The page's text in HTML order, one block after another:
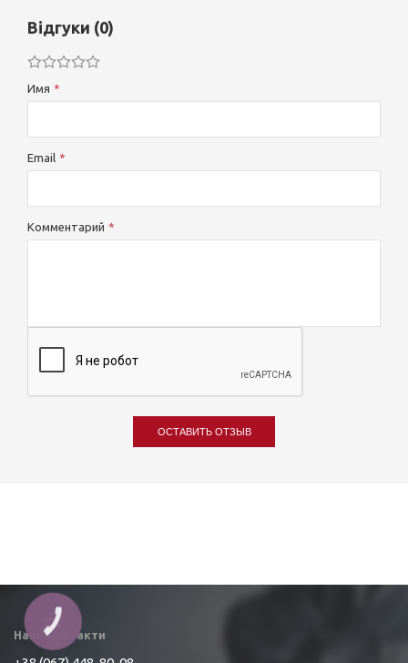
Відгуки (0)
Имя
Email
Комментарий
ОСТАВИТЬ ОТЗЫВ
Наші контакти